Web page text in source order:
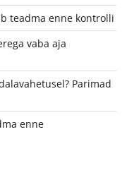
teadma enne kontrolli
vaba aja
Parimad
enne